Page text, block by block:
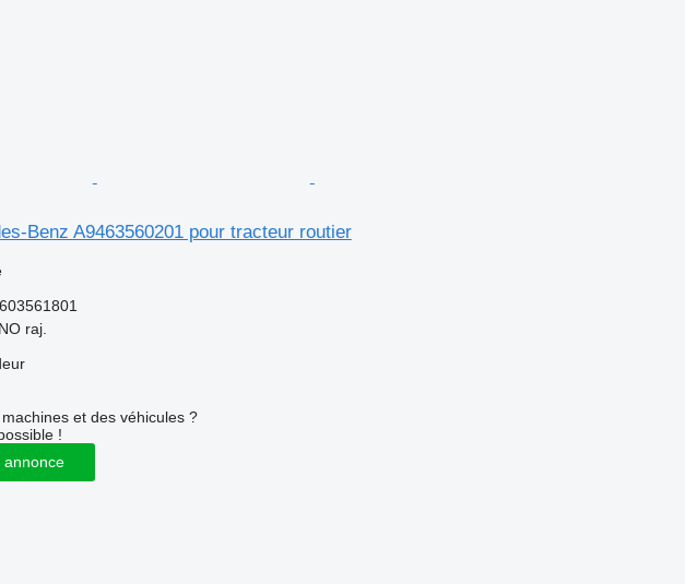
Benz A9463560201 pour tracteur routier
raj.
et des véhicules ?
!
annonce